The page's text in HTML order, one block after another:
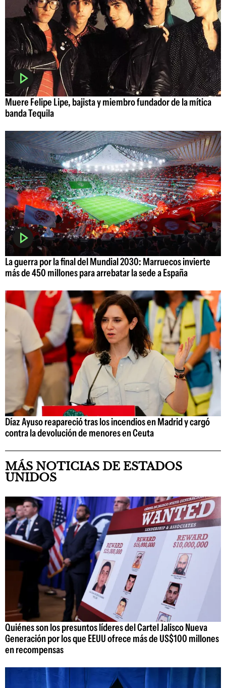
Muere Felipe Lipe, bajista y miembro fundador de la mítica
banda Tequila
La guerra por la final del Mundial 2030: Marruecos invierte
más de 450 millones para arrebatar la sede a España
Díaz Ayuso reapareció tras los incendios en Madrid y cargó
contra la devolución de menores en Ceuta
MÁS NOTICIAS DE ESTADOS
UNIDOS
Quiénes son los presuntos líderes del Cartel Jalisco Nueva
Generación por los que EEUU ofrece más de US$100 millones
en recompensas